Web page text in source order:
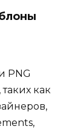
PNG
как